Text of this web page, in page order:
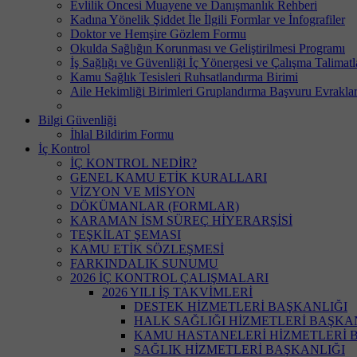
Evlilik Öncesi Muayene ve Danışmanlık Rehberi
Kadına Yönelik Şiddet İle İlgili Formlar ve İnfografiler
Doktor ve Hemşire Gözlem Formu
Okulda Sağlığın Korunması ve Geliştirilmesi Programı
İş Sağlığı ve Güvenliği İç Yönergesi ve Çalışma
Kamu Sağlık Tesisleri Ruhsatlandırma Birimi
Aile Hekimliği Birimleri Gruplandırma Başvuru
Bilgi Güvenliği
İhlal Bildirim Formu
İç Kontrol
İÇ KONTROL NEDİR?
GENEL KAMU ETİK KURALLARI
VİZYON VE MİSYON
DÖKÜMANLAR (FORMLAR)
KARAMAN İSM SÜREÇ HİYERARŞİSİ
TEŞKİLAT ŞEMASI
KAMU ETİK SÖZLEŞMESİ
FARKINDALIK SUNUMU
2026 İÇ KONTROL ÇALIŞMALARI
2026 YILI İŞ TAKVİMLERİ
DESTEK HİZMETLERİ BAŞKANLIĞI
HALK SAĞLIĞI HİZMETLERİ
KAMU HASTANELERİ HİZMETLERİ
SAĞLIK HİZMETLERİ BAŞKANLIĞI